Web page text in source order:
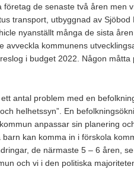
företag de senaste två åren men
transport, utbyggnad av Sjöbod
nyanställt många de sista
avveckla kommunens
i budget 2022. Någon
ett antal problem med en
helhetssyn”. En
anpassar sin planering
kan komma in i förskola
de närmaste 5 – 6 åren,
och vi i den politiska